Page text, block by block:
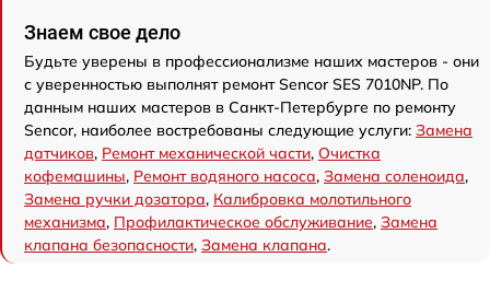
Знаем свое дело
Будьте уверены в профессионализме наших мастеров - они
с уверенностью выполнят ремонт Sencor SES 7010NP. По
данным наших мастеров в Санкт-Петербурге по ремонту
Sencor, наиболее востребованы следующие услуги: Замена
датчиков, Ремонт механической части, Очистка
кофемашины, Ремонт водяного насоса, Замена соленоида,
Замена ручки дозатора, Калибровка молотильного
механизма, Профилактическое обслуживание, Замена
клапана безопасности, Замена клапана.